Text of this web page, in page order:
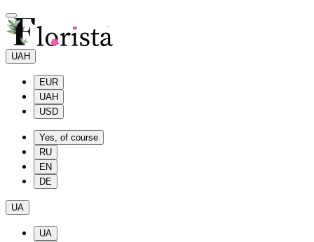
UAH
EUR
UAH
USD
Yes, of course
RU
EN
DE
UA
UA